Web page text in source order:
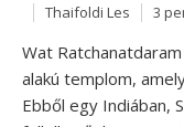
Thaifoldi Les 3
Wat
alakú templom,
Ebből egy Indiában,